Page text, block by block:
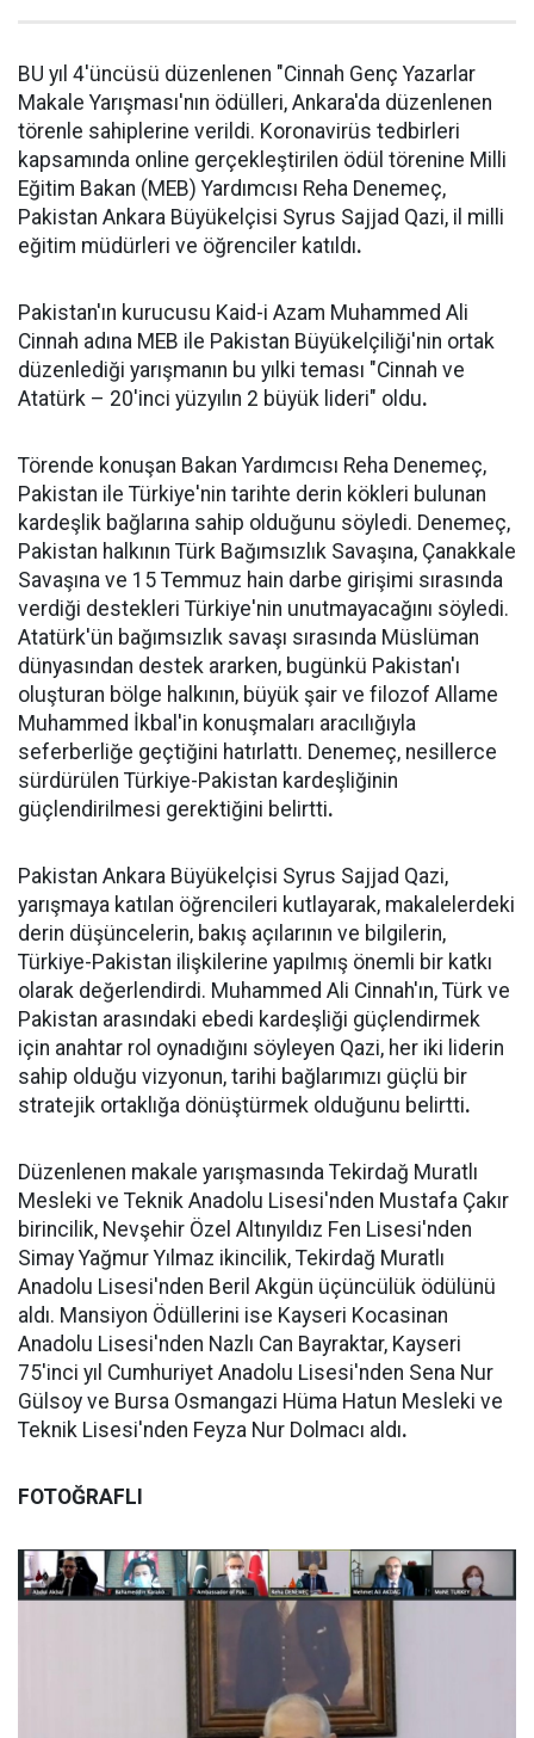
BU yıl 4'üncüsü düzenlenen "Cinnah Genç Yazarlar
Makale Yarışması'nın ödülleri, Ankara'da düzenlenen
törenle sahiplerine verildi. Koronavirüs tedbirleri
kapsamında online gerçekleştirilen ödül törenine Milli
Eğitim Bakan (MEB) Yardımcısı Reha Denemeç,
Pakistan Ankara Büyükelçisi Syrus Sajjad Qazi, il milli
eğitim müdürleri ve öğrenciler katıldı.
Pakistan'ın kurucusu Kaid-i Azam Muhammed Ali
Cinnah adına MEB ile Pakistan Büyükelçiliği'nin ortak
düzenlediği yarışmanın bu yılki teması "Cinnah ve
Atatürk – 20'inci yüzyılın 2 büyük lideri" oldu.
Törende konuşan Bakan Yardımcısı Reha Denemeç,
Pakistan ile Türkiye'nin tarihte derin kökleri bulunan
kardeşlik bağlarına sahip olduğunu söyledi. Denemeç,
Pakistan halkının Türk Bağımsızlık Savaşına, Çanakkale
Savaşına ve 15 Temmuz hain darbe girişimi sırasında
verdiği destekleri Türkiye'nin unutmayacağını söyledi.
Atatürk'ün bağımsızlık savaşı sırasında Müslüman
dünyasından destek ararken, bugünkü Pakistan'ı
oluşturan bölge halkının, büyük şair ve filozof Allame
Muhammed İkbal'in konuşmaları aracılığıyla
seferberliğe geçtiğini hatırlattı. Denemeç, nesillerce
sürdürülen Türkiye-Pakistan kardeşliğinin
güçlendirilmesi gerektiğini belirtti.
Pakistan Ankara Büyükelçisi Syrus Sajjad Qazi,
yarışmaya katılan öğrencileri kutlayarak, makalelerdeki
derin düşüncelerin, bakış açılarının ve bilgilerin,
Türkiye-Pakistan ilişkilerine yapılmış önemli bir katkı
olarak değerlendirdi. Muhammed Ali Cinnah'ın, Türk ve
Pakistan arasındaki ebedi kardeşliği güçlendirmek
için anahtar rol oynadığını söyleyen Qazi, her iki liderin
sahip olduğu vizyonun, tarihi bağlarımızı güçlü bir
stratejik ortaklığa dönüştürmek olduğunu belirtti.
Düzenlenen makale yarışmasında Tekirdağ Muratlı
Mesleki ve Teknik Anadolu Lisesi'nden Mustafa Çakır
birincilik, Nevşehir Özel Altınyıldız Fen Lisesi'nden
Simay Yağmur Yılmaz ikincilik, Tekirdağ Muratlı
Anadolu Lisesi'nden Beril Akgün üçüncülük ödülünü
aldı. Mansiyon Ödüllerini ise Kayseri Kocasinan
Anadolu Lisesi'nden Nazlı Can Bayraktar, Kayseri
75'inci yıl Cumhuriyet Anadolu Lisesi'nden Sena Nur
Gülsoy ve Bursa Osmangazi Hüma Hatun Mesleki ve
Teknik Lisesi'nden Feyza Nur Dolmacı aldı.
FOTOĞRAFLI